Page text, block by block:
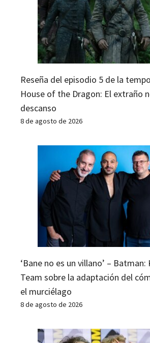
Reseña del episodio 5 de la
House of the Dragon: El extraño
descanso
8 de agosto de 2026
‘Bane no es un villano’ –
Team sobre la adaptación del
el murciélago
8 de agosto de 2026